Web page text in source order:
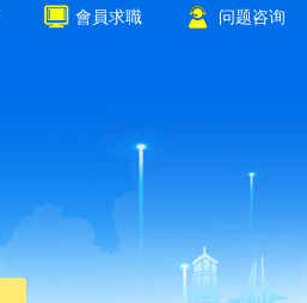
问题咨询
會員求職